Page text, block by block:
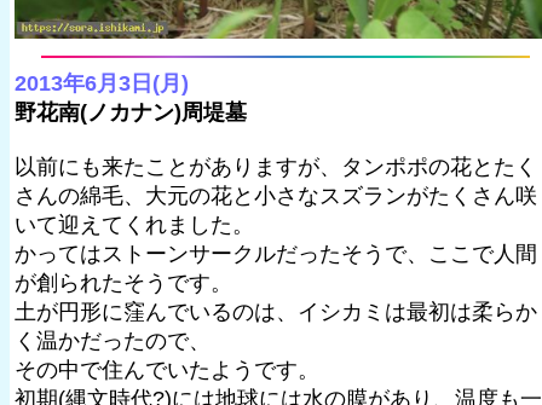
2013年6月3日(月)
野花南(ノカナン)周堤墓
以前にも来たことがありますが、タンポポの花とたく
さんの綿毛、大元の花と小さなスズランがたくさん咲
いて迎えてくれました。
かってはストーンサークルだったそうで、ここで人間
が創られたそうです。
土が円形に窪んでいるのは、イシカミは最初は柔らか
く温かだったので、
その中で住んでいたようです。
初期(縄文時代?)には地球には水の膜があり、温度も一